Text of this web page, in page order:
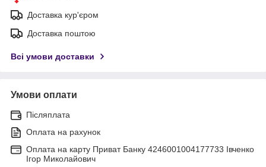
Доставка кур'єром
Доставка поштою
Всі умови доставки
Умови оплати
Післяплата
Оплата на рахунок
Оплата на карту Приват Банку 4246001004177733 Івченко
Ігор Миколайович